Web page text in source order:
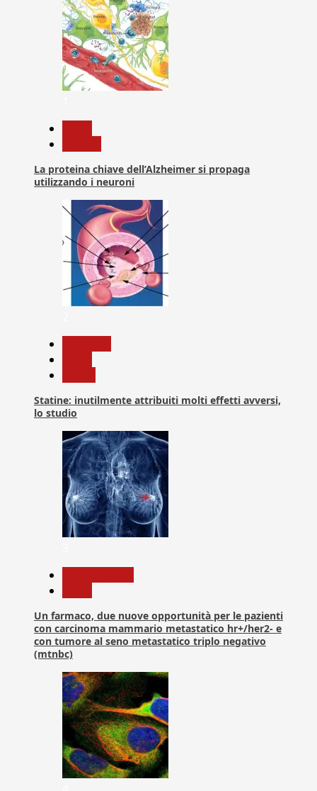
La proteina chiave dell’Alzheimer si propaga
utilizzando i neuroni
Statine: inutilmente attribuiti molti effetti avversi,
lo studio
Un farmaco, due nuove opportunità per le pazienti
con carcinoma mammario metastatico hr+/her2- e
con tumore al seno metastatico triplo negativo
(mtnbc)